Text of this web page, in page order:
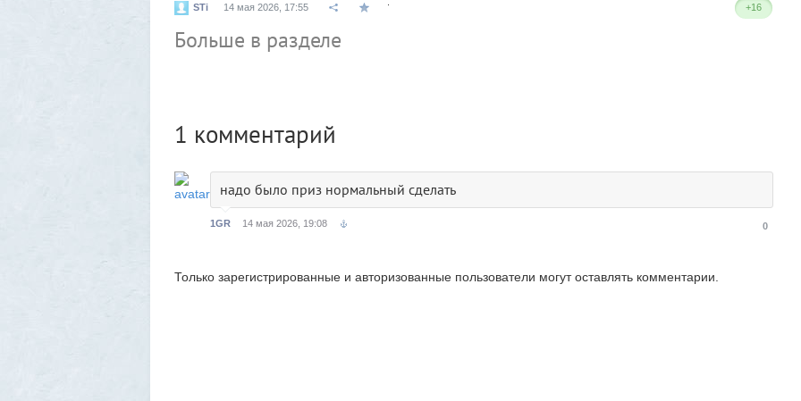
STi 14 мая 2026, 17:55 +16
Больше в разделе
1 комментарий
надо было приз нормальный сделать
1GR 14 мая 2026, 19:08 0
Только зарегистрированные и авторизованные пользователи могут оставлять комментарии.